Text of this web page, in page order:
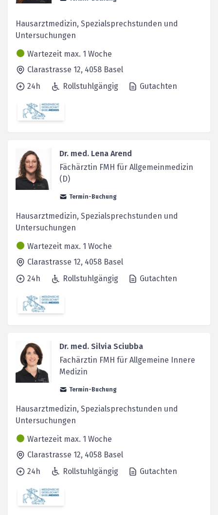
Hausarztmedizin, Spezialsprechstunden und
Untersuchungen
Wartezeit max. 1 Woche
Clarastrasse 12, 4058 Basel
24h
Rollstuhlgängig Gutachten
Dr. med. Lena Arend
Fächärztin FMH für Allgemeinmedizin
(D)
Termin-Buchung
Hausarztmedizin, Spezialsprechstunden und
Untersuchungen
Wartezeit max. 1 Woche
Clarastrasse 12, 4058 Basel
24h
Rollstuhlgängig Gutachten
Dr. med. Silvia Sciubba
Fachärztin FMH für Allgemeine Innere
Medizin
Termin-Buchung
Hausarztmedizin, Spezialsprechstunden und
Untersuchungen
Wartezeit max. 1 Woche
Clarastrasse 12, 4058 Basel
24h
Rollstuhlgängig Gutachten